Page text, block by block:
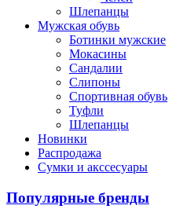
Шлепанцы
Мужская обувь
Ботинки мужские
Мокасины
Сандалии
Слипоны
Спортивная обувь
Туфли
Шлепанцы
Новинки
Распродажа
Сумки и акссесуары
Популярные бренды